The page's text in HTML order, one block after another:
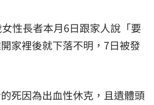
性長者本月6日跟家人說「要
家裡後就下落不明，7日被發
死因為出血性休克，且遺體頭